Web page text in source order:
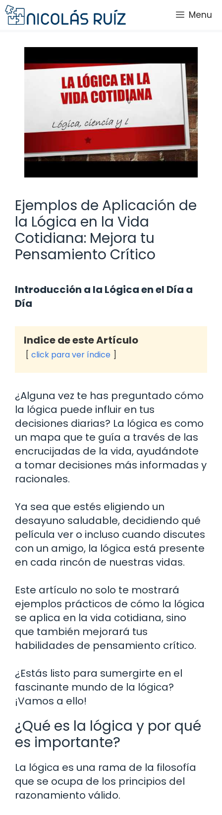
Saltar
al
Menu
Ejemplos de Aplicación de
la Lógica en la Vida
Cotidiana: Mejora tu
Pensamiento Crítico
Introducción a la Lógica en el Día a
Día
Indice de este Artículo
click para ver índice
¿Alguna vez te has preguntado cómo
la lógica puede influir en tus
decisiones diarias? La lógica es como
un mapa que te guía a través de las
encrucijadas de la vida, ayudándote
a tomar decisiones más informadas y
racionales.
Ya sea que estés eligiendo un
desayuno saludable, decidiendo qué
película ver o incluso cuando discutes
con un amigo, la lógica está presente
en cada rincón de nuestras vidas.
Este artículo no solo te mostrará
ejemplos prácticos de cómo la lógica
se aplica en la vida cotidiana, sino
que también mejorará tus
habilidades de pensamiento crítico.
¿Estás listo para sumergirte en el
fascinante mundo de la lógica?
¡Vamos a ello!
¿Qué es la lógica y por qué
es importante?
La lógica es una rama de la filosofía
que se ocupa de los principios del
razonamiento válido.